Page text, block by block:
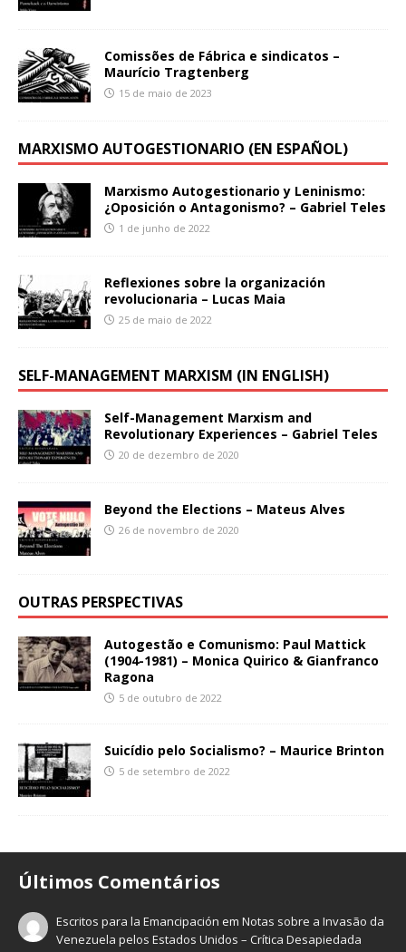
Comissões de Fábrica e sindicatos –
Maurício Tragtenberg
15 de maio de 2023
MARXISMO AUTOGESTIONARIO (EN ESPAÑOL)
Marxismo Autogestionario y Leninismo:
¿Oposición o Antagonismo? – Gabriel Teles
1 de junho de 2022
Reflexiones sobre la organización
revolucionaria – Lucas Maia
25 de maio de 2022
SELF-MANAGEMENT MARXISM (IN ENGLISH)
Self-Management Marxism and
Revolutionary Experiences – Gabriel Teles
20 de dezembro de 2020
Beyond the Elections – Mateus Alves
26 de novembro de 2020
OUTRAS PERSPECTIVAS
Autogestão e Comunismo: Paul Mattick
(1904-1981) – Monica Quirico & Gianfranco
Ragona
5 de outubro de 2022
Suicídio pelo Socialismo? – Maurice Brinton
5 de setembro de 2022
Últimos Comentários
Escritos para la Emancipación emNotas sobre a Invasão da
Venezuela pelos Estados Unidos – Crítica Desapiedada